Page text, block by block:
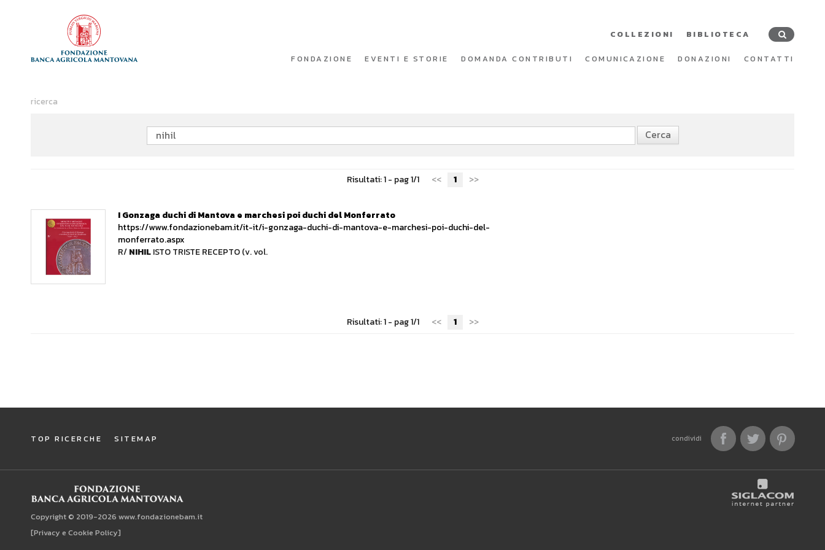
COLLEZIONI BIBLIOTECA
FONDAZIONE EVENTI E STORIE DOMANDA CONTRIBUTI COMUNICAZIONE DONAZIONI CONTATTI
ricerca
Risultati: 1 - pag 1/1 << 1 >>
I Gonzaga duchi di Mantova e marchesi poi duchi del Monferrato
https://www.fondazionebam.it/it-it/i-gonzaga-duchi-di-mantova-e-marchesi-poi-duchi-del-
monferrato.aspx
R/NIHILISTO TRISTE RECEPTO (v. vol.
Risultati: 1 - pag 1/1 << 1 >>
TOP RICERCHE SITEMAP condividi
Copyright © 2019-2026 www.fondazionebam.it
[Privacy e Cookie Policy]